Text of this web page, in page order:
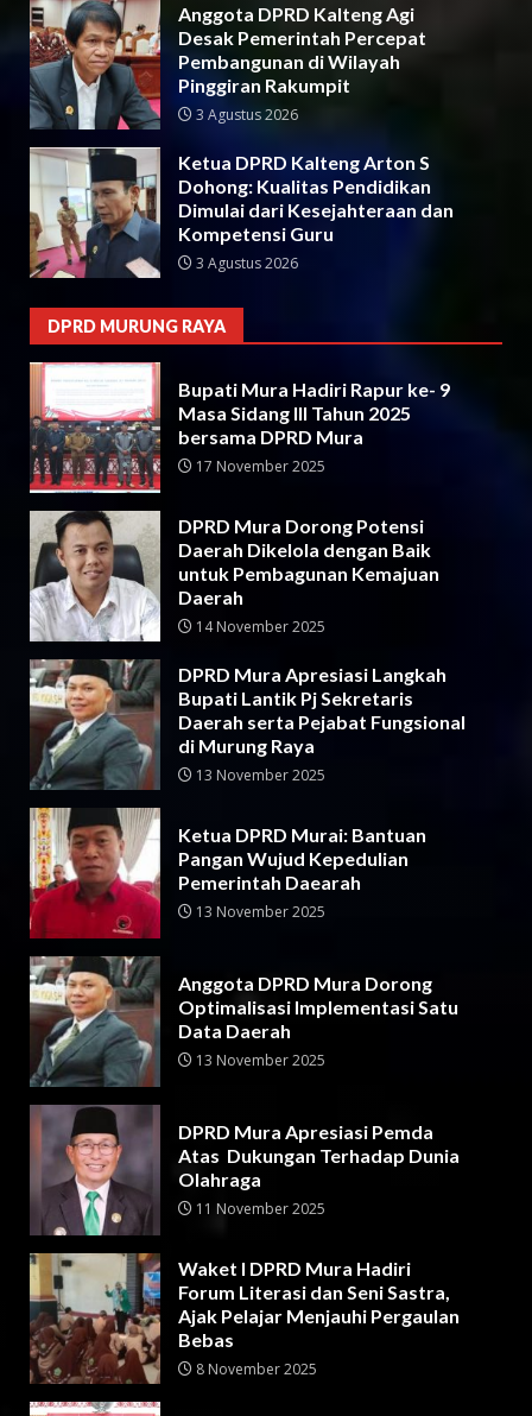
Anggota DPRD Kalteng Agi
Desak Pemerintah Percepat
Pembangunan di Wilayah
Pinggiran Rakumpit
3 Agustus 2026
Ketua DPRD Kalteng Arton S
Dohong: Kualitas Pendidikan
Dimulai dari Kesejahteraan dan
Kompetensi Guru
3 Agustus 2026
DPRD MURUNG RAYA
Bupati Mura Hadiri Rapur ke- 9
Masa Sidang III Tahun 2025
bersama DPRD Mura
17 November 2025
DPRD Mura Dorong Potensi
Daerah Dikelola dengan Baik
untuk Pembagunan Kemajuan
Daerah
14 November 2025
DPRD Mura Apresiasi Langkah
Bupati Lantik Pj Sekretaris
Daerah serta Pejabat Fungsional
di Murung Raya
13 November 2025
Ketua DPRD Murai: Bantuan
Pangan Wujud Kepedulian
Pemerintah Daearah
13 November 2025
Anggota DPRD Mura Dorong
Optimalisasi Implementasi Satu
Data Daerah
13 November 2025
DPRD Mura Apresiasi Pemda
Atas Dukungan Terhadap Dunia
Olahraga
11 November 2025
Waket I DPRD Mura Hadiri
Forum Literasi dan Seni Sastra,
Ajak Pelajar Menjauhi Pergaulan
Bebas
8 November 2025